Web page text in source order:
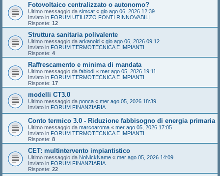
Fotovoltaico centralizzato o autonomo?
Ultimo messaggio da simcat « gio ago 06, 2026 12:39
Inviato in FORUM UTILIZZO FONTI RINNOVABILI
Risposte: 12
Struttura sanitaria polivalente
Ultimo messaggio da arkanoid « gio ago 06, 2026 09:12
Inviato in FORUM TERMOTECNICA E IMPIANTI
Risposte: 4
Raffrescamento e minima di mandata
Ultimo messaggio da fabiodl « mer ago 05, 2026 19:11
Inviato in FORUM TERMOTECNICA E IMPIANTI
Risposte: 17
modelli CT3.0
Ultimo messaggio da ponca « mer ago 05, 2026 18:39
Inviato in FORUM FINANZIARIA
Conto termico 3.0 - Riduzione fabbisogno di energia primaria
Ultimo messaggio da marcoaroma « mer ago 05, 2026 17:05
Inviato in FORUM TERMOTECNICA E IMPIANTI
Risposte: 8
CET: multintervento impiantistico
Ultimo messaggio da NoNickName « mer ago 05, 2026 14:09
Inviato in FORUM FINANZIARIA
Risposte: 22